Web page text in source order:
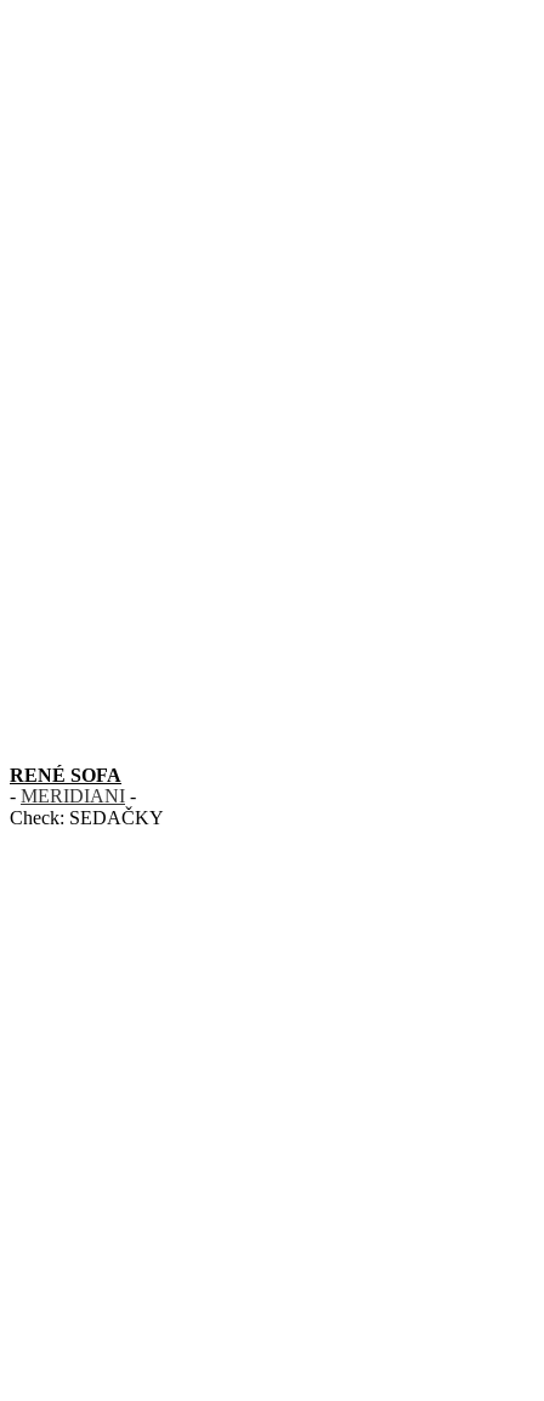
RENÉ SOFA
- MERIDIANI -
Check: SEDAČKY